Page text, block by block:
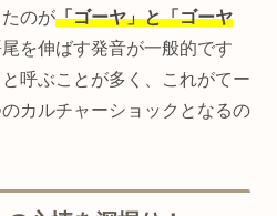
のが「ゴーヤ」と「ゴーヤ
を伸ばす発音が一般的です
呼ぶことが多く、これがてー
カルチャーショックとなるの